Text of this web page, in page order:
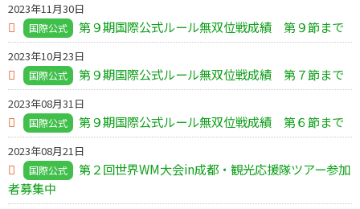
2023年11月30日
国際公式 第９期国際公式ルール無双位戦成績 第９節まで
2023年10月23日
国際公式 第９期国際公式ルール無双位戦成績 第７節まで
2023年08月31日
国際公式 第９期国際公式ルール無双位戦成績 第６節まで
2023年08月21日
国際公式
第２回世界WM大会in成都・観光応援隊ツアー参加
者募集中